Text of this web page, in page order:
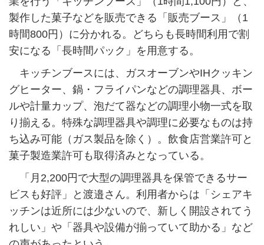
製作した菓子などを販売できる「販売ブース」（1
時間800円）に分かれる。どちらも長時間利用で割
安になる「長時間パック」を用意する。
キッチンブースには、ガスオーブンやIHクッキン
グヒーター、鍋・フライパンなどの調理器具、ボー
ルや計量カップ、泡だて器などの調理小物一式を取
り揃える。特殊な調理器具や調理に必要なものは持
ち込み可能（ガス製品を除く）。飲食店営業許可と
菓子製造業許可も取得済みとなっている。
「月2,200円で大型の調理器具を保管できるサー
ビスも好評」と渡邉さん。利用者からは「シェアキ
ッチンは近所には少ないので、新しく開設されてう
れしい」や「器具や設備が揃っていて助かる」など